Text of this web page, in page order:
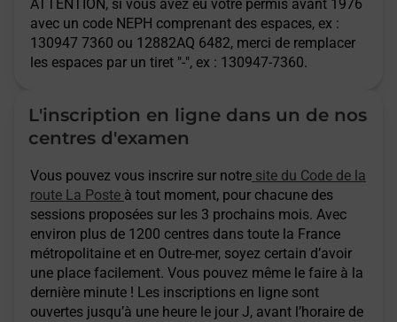
ATTENTION, si vous avez eu votre permis avant 1976
avec un code NEPH comprenant des espaces, ex :
130947 7360 ou 12882AQ 6482, merci de remplacer
les espaces par un tiret "-", ex : 130947-7360.
L'inscription en ligne dans un de nos
centres d'examen
Vous pouvez vous inscrire sur notre site du Code de la
route La Poste à tout moment, pour chacune des
sessions proposées sur les 3 prochains mois. Avec
environ plus de 1200 centres dans toute la France
métropolitaine et en Outre-mer, soyez certain d’avoir
une place facilement. Vous pouvez même le faire à la
dernière minute ! Les inscriptions en ligne sont
ouvertes jusqu’à une heure le jour J, avant l’horaire de